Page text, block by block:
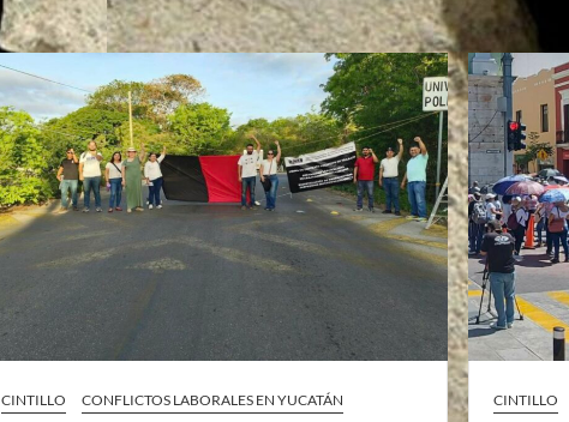
CINTILLO
CONFLICTOS LABORALES EN YUCATÁN
CINTILLO